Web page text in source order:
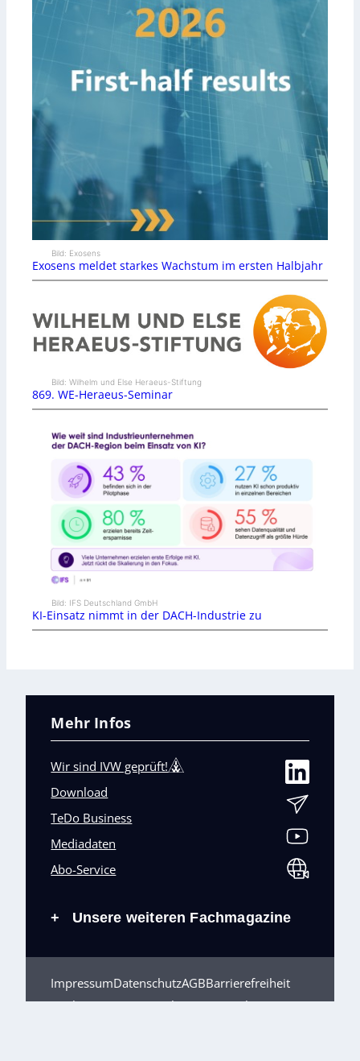
Bild: Exosens
Exosens meldet starkes Wachstum im ersten Halbjahr
Bild: Wilhelm und Else Heraeus-Stiftung
869. WE-Heraeus-Seminar
Bild: IFS Deutschland GmbH
KI-Einsatz nimmt in der DACH-Industrie zu
Mehr Infos
Wir sind IVW geprüft!
Download
TeDo Business
Mediadaten
Abo-Service
+ Unsere weiteren Fachmagazine
ImpressumDatenschutzAGBBarrierefreiheit
Cookies & DatenverarbeitungKontakt